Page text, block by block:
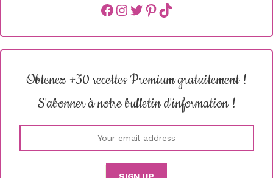
Facebook
instagram
Twitter
Pinterest
TikTok
Obtenez +30 recettes Premium gratuitement !
S'abonner à notre bulletin d'information !